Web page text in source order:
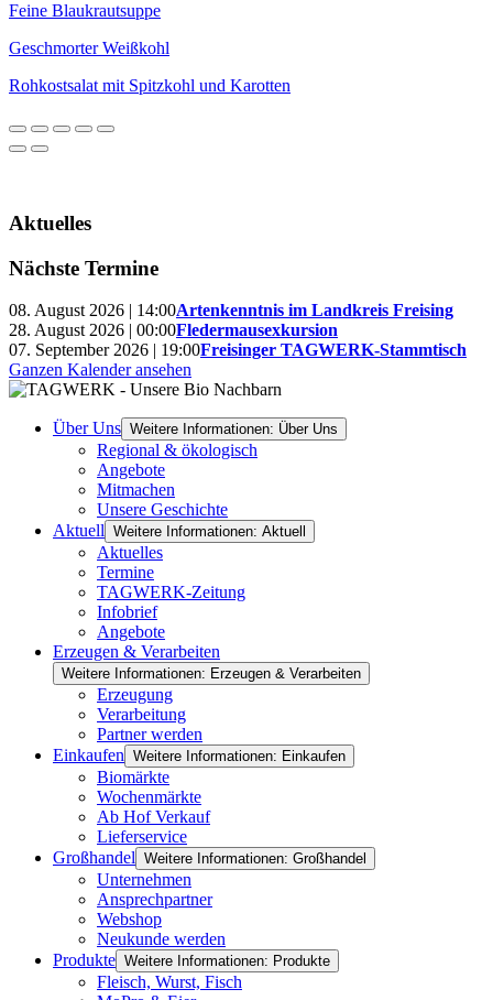
Feine Blaukrautsuppe
Geschmorter Weißkohl
Rohkostsalat mit Spitzkohl und Karotten
Aktuelles
Nächste Termine
08. August 2026 | 14:00Artenkenntnis im Landkreis Freising
28. August 2026 | 00:00Fledermausexkursion
07. September 2026 | 19:00Freisinger TAGWERK-Stammtisch
Ganzen Kalender ansehen
Über Uns Weitere Informationen: Über Uns
Regional & ökologisch
Angebote
Mitmachen
Unsere Geschichte
Aktuell Weitere Informationen: Aktuell
Aktuelles
Termine
TAGWERK-Zeitung
Infobrief
Angebote
Erzeugen & Verarbeiten
Weitere Informationen: Erzeugen & Verarbeiten
Erzeugung
Verarbeitung
Partner werden
Einkaufen Weitere Informationen: Einkaufen
Biomärkte
Wochenmärkte
Ab Hof Verkauf
Lieferservice
Großhandel Weitere Informationen: Großhandel
Unternehmen
Ansprechpartner
Webshop
Neukunde werden
Produkte Weitere Informationen: Produkte
Fleisch, Wurst, Fisch